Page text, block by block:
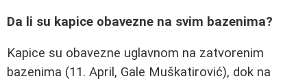
Da li su kapice obavezne na svim bazenima?
Kapice su obavezne uglavnom na zatvorenim
bazenima (11. April, Gale Muškatirović), dok na